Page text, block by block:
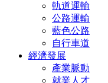
軌道運輸
公路運輸
藍色公路
自行車道
經濟發展
產業脈動
就業人才